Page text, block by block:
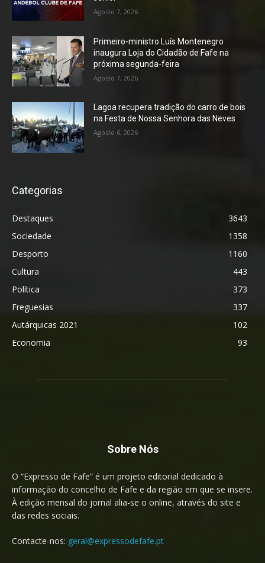
Agosto 7, 2026
Primeiro-ministro Luís Montenegro
inaugura Loja do Cidadão de Fafe na
próxima segunda-feira
Agosto 7, 2026
Lagoa recupera tradição do carro de bois
na Festa de Nossa Senhora das Neves
Agosto 6, 2026
Categorias
Destaques
3643
Sociedade
1358
Desporto
1160
Cultura
443
Política
373
Freguesias
337
Autárquicas 2021
102
Economia
93
Sobre Nós
O “Expresso de Fafe” é um projeto editorial dedicado à
informação do concelho de Fafe e da região em que se insere.
À edição mensal do jornal alia-se o online, através do site e
das redes sociais.
Contacte-nos: geral@expressodefafe.pt